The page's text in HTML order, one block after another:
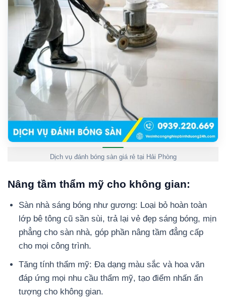
Dịch vụ đánh bóng sàn giá rẻ tại Hải Phòng
Nâng tầm thẩm mỹ cho không gian:
Sàn nhà sáng bóng như gương: Loại bỏ hoàn toàn
lớp bê tông cũ sần sùi, trả lại vẻ đẹp sáng bóng, mịn
phẳng cho sàn nhà, góp phần nâng tầm đẳng cấp
cho mọi công trình.
Tăng tính thẩm mỹ: Đa dạng màu sắc và hoa văn
đáp ứng mọi nhu cầu thẩm mỹ, tạo điểm nhấn ấn
tượng cho không gian.